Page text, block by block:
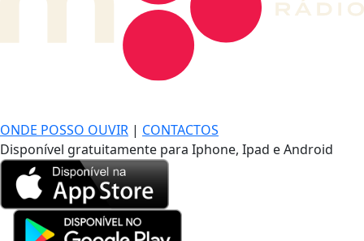
ONDE POSSO OUVIR | CONTACTOS
Disponível gratuitamente para Iphone, Ipad e Android